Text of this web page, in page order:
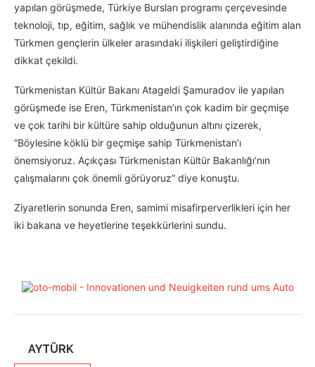
yapılan görüşmede, Türkiye Bursları programı çerçevesinde
teknoloji, tıp, eğitim, sağlık ve mühendislik alanında eğitim alan
Türkmen gençlerin ülkeler arasındaki ilişkileri geliştirdiğine
dikkat çekildi.
Türkmenistan Kültür Bakanı Atageldi Şamuradov ile yapılan
görüşmede ise Eren, Türkmenistan’ın çok kadim bir geçmişe
ve çok tarihi bir kültüre sahip olduğunun altını çizerek,
“Böylesine köklü bir geçmişe sahip Türkmenistan’ı
önemsiyoruz. Açıkçası Türkmenistan Kültür Bakanlığı’nın
çalışmalarını çok önemli görüyoruz” diye konuştu.
Ziyaretlerin sonunda Eren, samimi misafirperverlikleri için her
iki bakana ve heyetlerine teşekkürlerini sundu.
AYTÜRK